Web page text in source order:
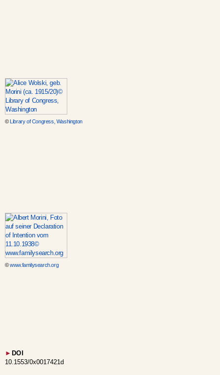
©Library of Congress, Washington
©www.familysearch.org
► DOI
10.1553/0x0017421d